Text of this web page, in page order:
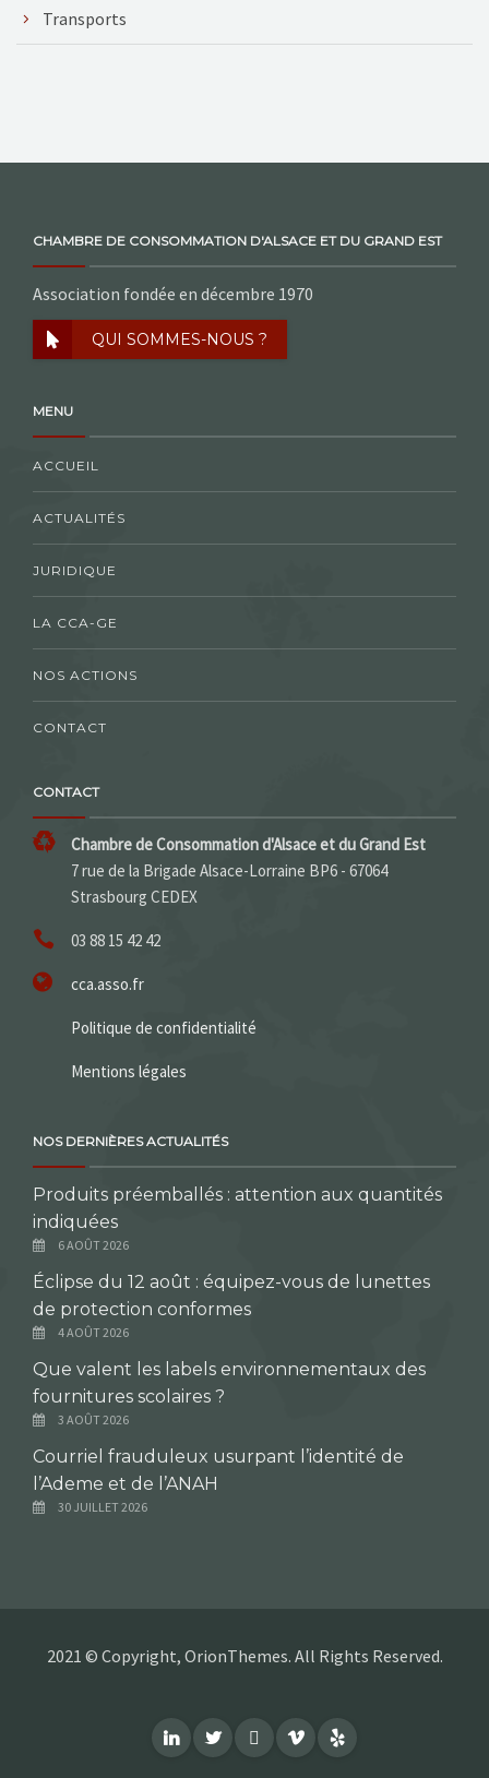
Transports
CHAMBRE DE CONSOMMATION D'ALSACE ET DU GRAND EST
Association fondée en décembre 1970
QUI SOMMES-NOUS ?
MENU
ACCUEIL
ACTUALITÉS
JURIDIQUE
LA CCA-GE
NOS ACTIONS
CONTACT
CONTACT
Chambre de Consommation d'Alsace et du Grand Est
7 rue de la Brigade Alsace-Lorraine BP6 - 67064
Strasbourg CEDEX
03 88 15 42 42
cca.asso.fr
Politique de confidentialité
Mentions légales
NOS DERNIÈRES ACTUALITÉS
Produits préemballés : attention aux quantités
indiquées
6 AOÛT 2026
Éclipse du 12 août : équipez-vous de lunettes
de protection conformes
4 AOÛT 2026
Que valent les labels environnementaux des
fournitures scolaires ?
3 AOÛT 2026
Courriel frauduleux usurpant l’identité de
l’Ademe et de l’ANAH
30 JUILLET 2026
2021 © Copyright, OrionThemes. All Rights Reserved.